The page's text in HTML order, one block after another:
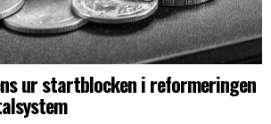
ur startblocken i reformeringen